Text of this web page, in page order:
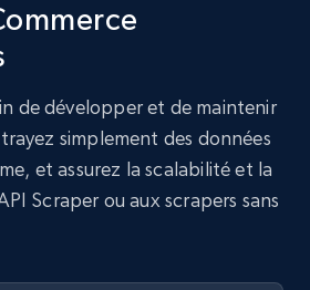
de développer et de maintenir
simplement des données
et assurez la scalabilité et la
Scraper ou aux scrapers sans